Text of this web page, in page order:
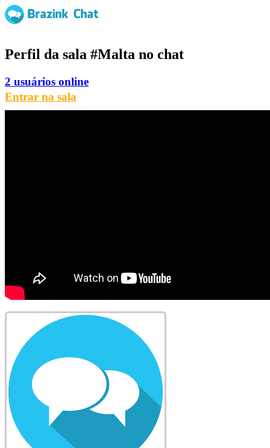
Perfil da sala #Malta no chat
2 usuários online
Entrar na sala